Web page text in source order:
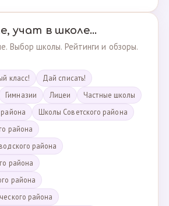
учат в школе...
Выбор школы. Рейтинги и обзоры.
класс!
Дай списать!
Гимназии Лицеи
Частные школы
Школы Советского района
района
района
района
района
района